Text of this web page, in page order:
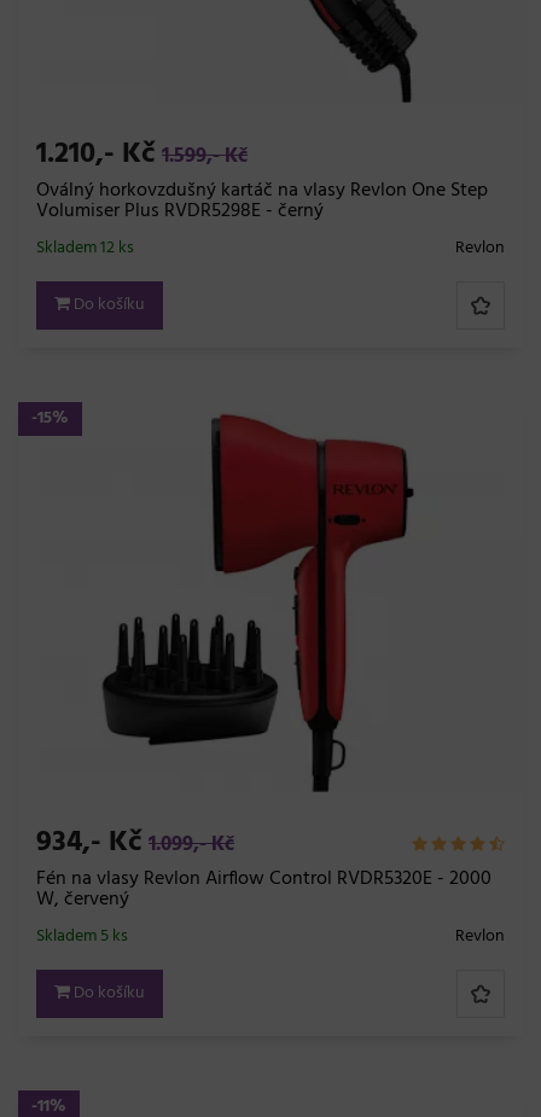
1.210,- Kč 1.599,- Kč
Oválný horkovzdušný kartáč na vlasy Revlon One Step
Volumiser Plus RVDR5298E - černý
Revlon
Skladem 12 ks
Do košíku
-15%
934,- Kč 1.099,- Kč
Fén na vlasy Revlon Airflow Control RVDR5320E - 2000
W, červený
Revlon
Skladem 5 ks
Do košíku
-11%